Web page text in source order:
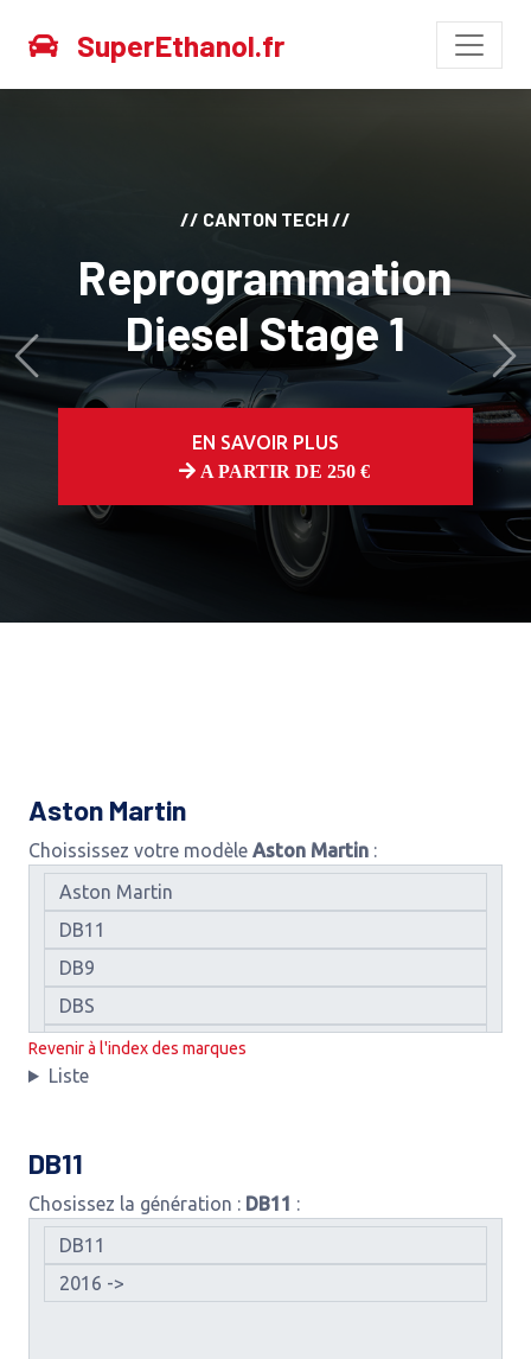
SuperEthanol.fr
// CANTON TECH //
Reprogrammation
Diesel Stage 1
EN SAVOIR PLUS
A PARTIR DE 250 €
Avant
Aston Martin
Choississez votre modèle Aston Martin :
Revenir à l'index des marques
Liste
DB11
Chosissez la génération : DB11 :